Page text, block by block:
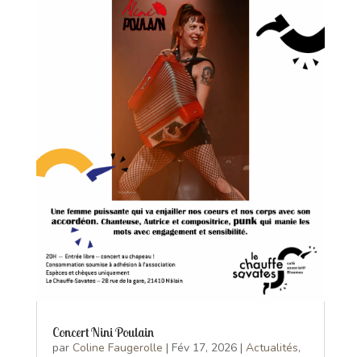
Concert Nini Poulain
par Coline Faugerolle | Fév 17, 2026| Actualités,